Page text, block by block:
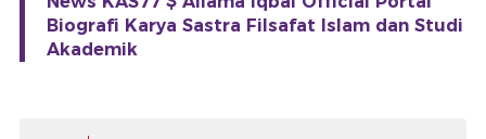
Biografi Karya Sastra Filsafat Islam dan Studi
Akademik